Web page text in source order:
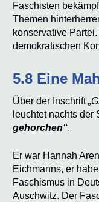
Faschisten
Themen
konservative
demokratischen
5.8 Eine
Über der Inschrift
leuchtet nachts der
gehorchen“.
Er war Hannah
Eichmanns, er
Faschismus in
Auschwitz. Der